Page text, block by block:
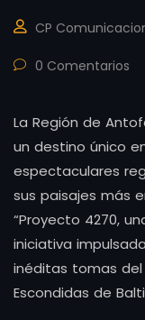
CP
0 Comentarios
La Región de
un destino único
espectaculares
sus paisajes más
“Proyecto 4270,
iniciativa
inéditas tomas del
Escondidas de